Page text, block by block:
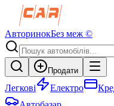
АвторинокБез меж ©
Продати
Легкові Електро